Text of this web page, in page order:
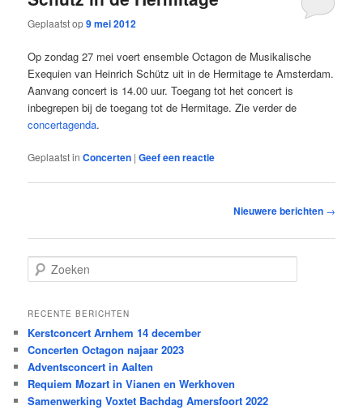
Geplaatst op9 mei 2012
Op zondag 27 mei voert ensemble Octagon de Musikalische
Exequien van Heinrich Schütz uit in de Hermitage te Amsterdam.
Aanvang concert is 14.00 uur. Toegang tot het concert is
inbegrepen bij de toegang tot de Hermitage. Zie verder de
concertagenda.
Geplaatst in Concerten |Geef een reactie
Nieuwere berichten →
o
k
n
RECENTE BERICHTEN
Kerstconcert Arnhem 14 december
Concerten Octagon najaar 2023
Adventsconcert in Aalten
Requiem Mozart in Vianen en Werkhoven
Samenwerking Voxtet Bachdag Amersfoort 2022